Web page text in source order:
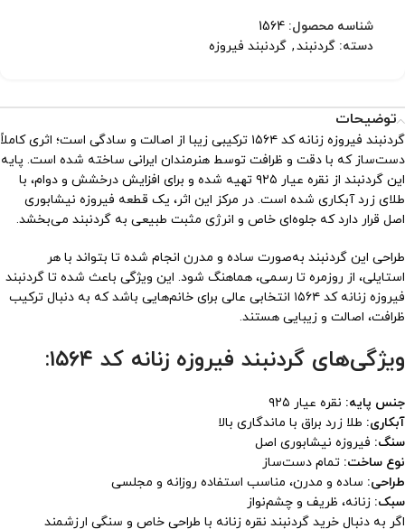
شناسه محصول: 1564
دسته: گردنبند, گردنبند فیروزه
توضیحات
گردنبند فیروزه زنانه کد ۱۵۶۴ ترکیبی زیبا از اصالت و سادگی است؛ اثری کاملاً
دست‌ساز که با دقت و ظرافت توسط هنرمندان ایرانی ساخته شده است. پایه
این گردنبند از نقره عیار ۹۲۵ تهیه شده و برای افزایش درخشش و دوام، با
طلای زرد آبکاری شده است. در مرکز این اثر، یک قطعه فیروزه نیشابوری
اصل قرار دارد که جلوه‌ای خاص و انرژی مثبت طبیعی به گردنبند می‌بخشد.
طراحی این گردنبند به‌صورت ساده و مدرن انجام شده تا بتواند با هر
استایلی، از روزمره تا رسمی، هماهنگ شود. این ویژگی باعث شده تا گردنبند
فیروزه زنانه کد ۱۵۶۴ انتخابی عالی برای خانم‌هایی باشد که به دنبال ترکیب
ظرافت، اصالت و زیبایی هستند.
ویژگی‌های گردنبند فیروزه زنانه کد ۱۵۶۴:
جنس پایه: نقره عیار ۹۲۵
آبکاری: طلا زرد براق با ماندگاری بالا
سنگ: فیروزه نیشابوری اصل
نوع ساخت: تمام دست‌ساز
طراحی: ساده و مدرن، مناسب استفاده روزانه و مجلسی
سبک: زنانه، ظریف و چشم‌نواز
اگر به دنبال خرید گردنبند نقره زنانه با طراحی خاص و سنگی ارزشمند